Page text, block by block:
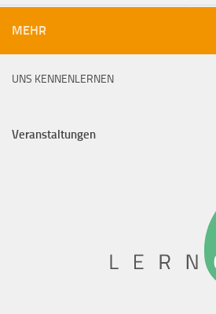
MEHR
UNS KENNENLERNEN
Veranstaltungen